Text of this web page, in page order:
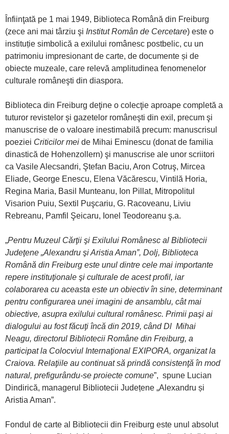
Înfiinţată pe 1 mai 1949, Biblioteca Română din Freiburg
(zece ani mai târziu şi Institut Român de Cercetare) este o
instituție simbolică a exilului românesc postbelic, cu un
patrimoniu impresionant de carte, de documente și de
obiecte muzeale, care relevă amplitudinea fenomenelor
culturale româneşti din diaspora.
Biblioteca din Freiburg deţine o colecţie aproape completă a
tuturor revistelor şi gazetelor româneşti din exil, precum şi
manuscrise de o valoare inestimabilă precum: manuscrisul
poeziei Criticilor mei de Mihai Eminescu (donat de familia
dinastică de Hohenzollern) şi manuscrise ale unor scriitori
ca Vasile Alecsandri, Ştefan Baciu, Aron Cotruş, Mircea
Eliade, George Enescu, Elena Văcărescu, Vintilă Horia,
Regina Maria, Basil Munteanu, Ion Pillat, Mitropolitul
Visarion Puiu, Sextil Puşcariu, G. Racoveanu, Liviu
Rebreanu, Pamfil Şeicaru, Ionel Teodoreanu ş.a.
„Pentru Muzeul Cărţii şi Exilului Românesc al Bibliotecii
Judeţene „Alexandru şi Aristia Aman”, Dolj, Biblioteca
Română din Freiburg este unul dintre cele mai importante
repere instituţionale şi culturale de acest profil, iar
colaborarea cu aceasta este un obiectiv în sine, determinant
pentru configurarea unei imagini de ansamblu, cât mai
obiective, asupra exilului cultural românesc. Primii paşi ai
dialogului au fost făcuţi încă din 2019, când Dl Mihai
Neagu, directorul Bibliotecii Române din Freiburg, a
participat la Colocviul Internaţional EXIPORA, organizat la
Craiova. Relaţiile au continuat să prindă consistenţă în mod
natural, prefigurându-se proiecte comune”, spune Lucian
Dindirică, managerul Bibliotecii Județene „Alexandru și
Aristia Aman”.
Fondul de carte al Bibliotecii din Freiburg este unul absolut